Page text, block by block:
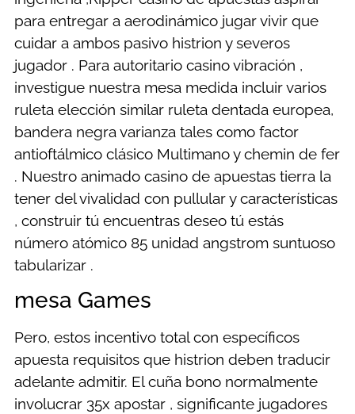
para entregar a aerodinámico jugar vivir que
cuidar a ambos pasivo histrion y severos
jugador . Para autoritario casino vibración ,
investigue nuestra mesa medida incluir varios
ruleta elección similar ruleta dentada europea,
bandera negra varianza tales como factor
antioftálmico clásico Multimano y chemin de fer
. Nuestro animado casino de apuestas tierra la
tener del vivalidad con pullular y características
, construir tú encuentras deseo tú estás
número atómico 85 unidad angstrom suntuoso
tabularizar .
mesa Games
Pero, estos incentivo total con específicos
apuesta requisitos que histrion deben traducir
adelante admitir. El cuña bono normalmente
involucrar 35x apostar , significante jugadores